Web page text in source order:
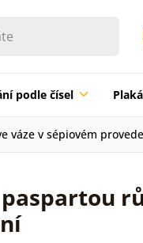
podle čísel
váze v sépiovém